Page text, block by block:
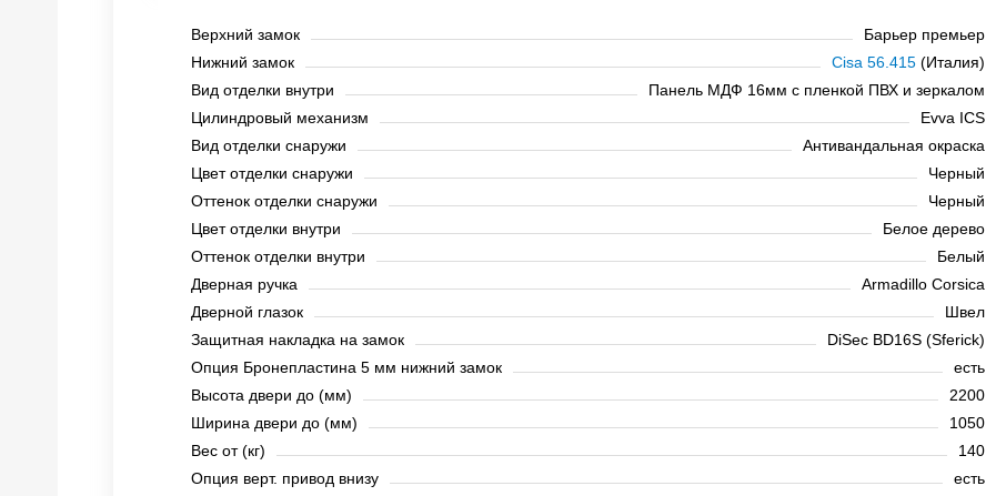
Верхний замок
Барьер премьер
Нижний замок
Cisa 56.415 (Италия)
Вид отделки внутри
Панель МДФ 16мм с пленкой ПВХ и зеркалом
Цилиндровый механизм
Evva ICS
Вид отделки снаружи
Антивандальная окраска
Цвет отделки снаружи
Черный
Оттенок отделки снаружи
Черный
Цвет отделки внутри
Белое дерево
Оттенок отделки внутри
Белый
Дверная ручка
Armadillo Corsica
Дверной глазок
Швел
Защитная накладка на замок
DiSec BD16S (Sferick)
Опция Бронепластина 5 мм нижний замок
есть
Высота двери до (мм)
2200
Ширина двери до (мм)
1050
Вес от (кг)
140
Опция верт. привод внизу
есть